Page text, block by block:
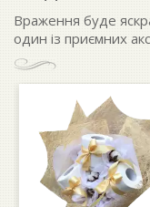
Враження буде
один із приємних